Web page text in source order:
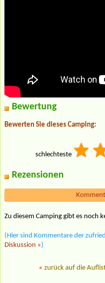
Bewertung
Bewerten Sie dieses Camping:
schlechteste
Rezensionen
Zu diesem Camping gibt es noch
(Hier sind Kommentare der
Diskussion »)
« zurück auf die